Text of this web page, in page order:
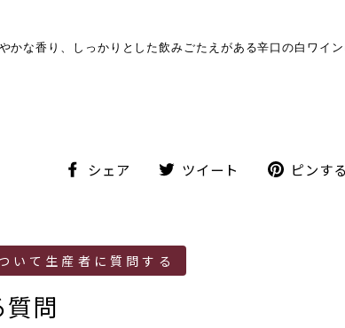
かな香り、しっかりとした飲みごたえがある辛口の白ワイ
シェア
シ
ツイート
ツ
ピンする
いて生産者に質問する
質問